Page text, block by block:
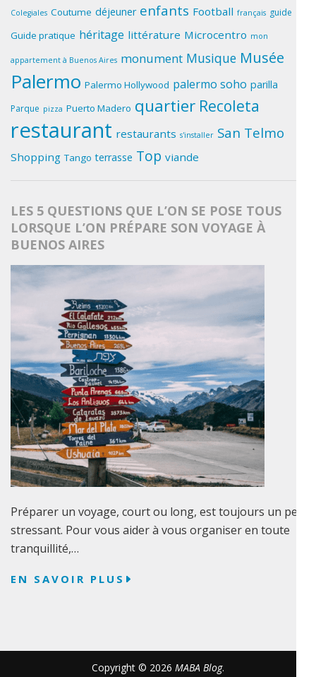
Colegiales Coutume déjeuner enfants Football français guide
Guide pratique héritage littérature Microcentro mon
appartement à Buenos Aires monument Musique Musée
Palermo Palermo Hollywood palermo soho parilla
Parque pizza Puerto Madero quartier Recoleta
restaurant restaurants s'installer San Telmo
Shopping Tango terrasse Top viande
LES 5 QUESTIONS QUE L’ON SE POSE TOUS
LORSQUE L’ON PRÉPARE SON VOYAGE À
BUENOS AIRES
Préparer un voyage, court ou long, est toujours un peu
stressant. Pour vous aider à vous organiser en toute
tranquillité,…
EN SAVOIR PLUS
Copyright © 2026 MABA Blog.